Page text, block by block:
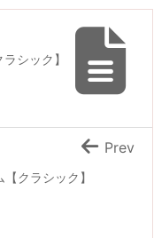
シック】
クラシック】
Prev